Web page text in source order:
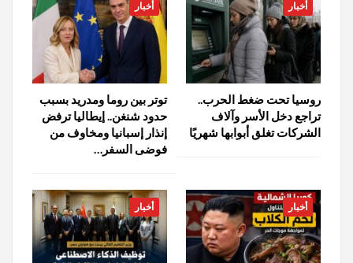
أخبار
روسيا تحت ضغط الحرب..
تراجع دخل الأسر وآلاف
الشركات تغلق أبوابها شهريًا
أخبار
توتر بين روما ومدريد بسبب
حدود شنغن.. إيطاليا ترفض
إنذار إسبانيا ومخاوف من
فوضى السفر…
أخبار أخبار